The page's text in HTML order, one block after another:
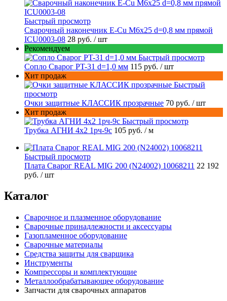
Быстрый просмотр
Сварочный наконечник E-Cu M6x25 d=0,8 мм прямой
ICU0003-08 28 руб. / шт
Рекомендуем
Быстрый просмотр
Сопло Сварог PT-31 d=1,0 мм 115 руб. / шт
Хит продаж
Быстрый
просмотр
Очки защитные КЛАССИК прозрачные 70 руб. / шт
Хит продаж
Быстрый просмотр
Трубка АГНИ 4х2 1рч-9с 105 руб. / м
Быстрый просмотр
Плата Сварог REAL MIG 200 (N24002) 10068211 22 192
руб. / шт
Каталог
Сварочное и плазменное оборудование
Сварочные принадлежности и аксессуары
Газопламенное оборудование
Сварочные материалы
Средства защиты для сварщика
Инструменты
Компрессоры и комплектующие
Металлообрабатывающее оборудование
Запчасти для сварочных аппаратов